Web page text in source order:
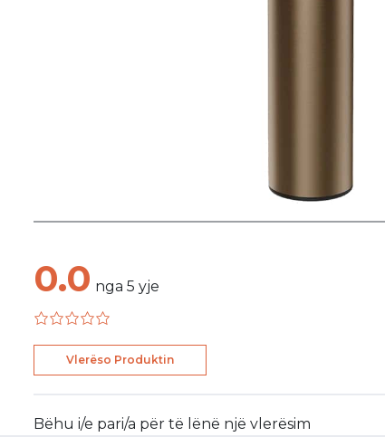
0.0 nga 5 yje
Vlerëso Produktin
Bëhu i/e pari/a për të lënë një vlerësim